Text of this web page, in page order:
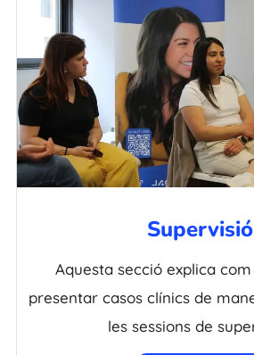
Supervisió
Aquesta secció explica
presentar casos clínics de
les sessions de